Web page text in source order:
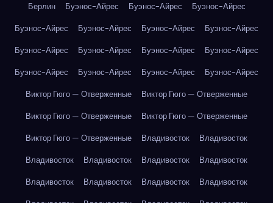
Берлин
Буэнос-Айрес Буэнос-Айрес
Буэнос-Айрес
Буэнос-Айрес
Буэнос-Айрес Буэнос-Айрес
Буэнос-Айрес
Буэнос-Айрес
Буэнос-Айрес Буэнос-Айрес
Буэнос-Айрес
Буэнос-Айрес
Буэнос-Айрес Буэнос-Айрес
Буэнос-Айрес
Виктор Гюго — Отверженные
Виктор Гюго — Отверженные
Виктор Гюго — Отверженные
Виктор Гюго — Отверженные
Виктор Гюго — Отверженные
Владивосток
Владивосток
Владивосток
Владивосток Владивосток
Владивосток
Владивосток
Владивосток Владивосток
Владивосток